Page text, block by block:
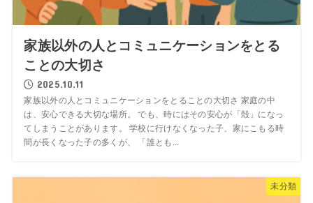
家族以外の人とコミュニケーションをとる
ことの大切さ
2025.10.11
家族以外の人とコミュニケーションをとることの大切さ 家庭の中
は、安心できる大切な場所。 でも、時にはその安心が「殻」になっ
てしまうことがあります。 学校に行けなくなった子、家にこもる時
間が長くなった子の多くが、 「誰とも...
未分類